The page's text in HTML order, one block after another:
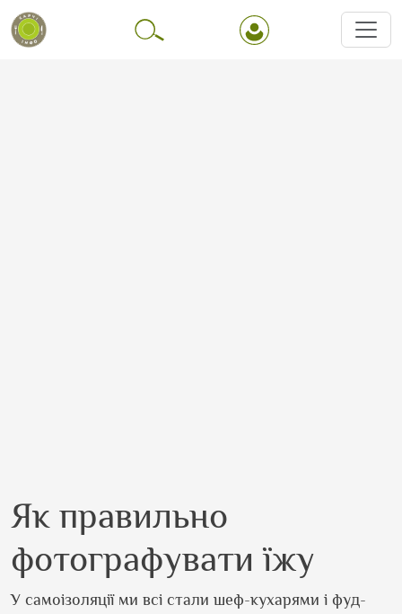
Як правильно
фотографувати їжу
У самоізоляції ми всі стали шеф-кухарями і фуд-